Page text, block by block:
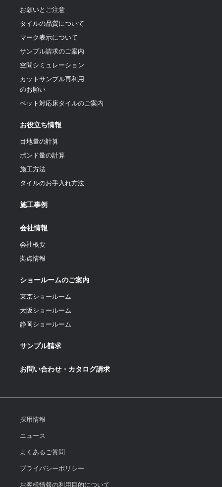
お願いとご注意
タイルの品質について
マーク表示について
サンプル請求のご案内
空間シミュレーション
カットサンプル再利用
のお願い
ペット対応床タイルのご案内
お役立ち情報
目地量の計算
ポンド量の計算
施工方法
タイルのお手入れ方法
施工事例
会社情報
会社概要
拠点情報
ショールームのご案内
東京ショールーム
大阪ショールーム
静岡ショールーム
サンプル請求
お問い合わせ・カタログ請求
採用情報
ニュース
よくあるご質問
プライバシーポリシー
お客様情報の利用目的について